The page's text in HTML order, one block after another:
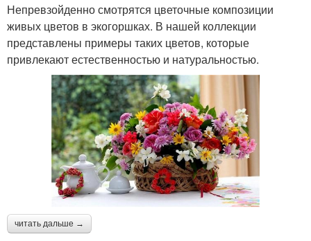
Непревзойденно смотрятся цветочные композиции
живых цветов в экогоршках. В нашей коллекции
представлены примеры таких цветов, которые
привлекают естественностью и натуральностью.
читать дальше →